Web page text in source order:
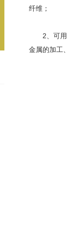
纤维；
2、可用于
金属的加工